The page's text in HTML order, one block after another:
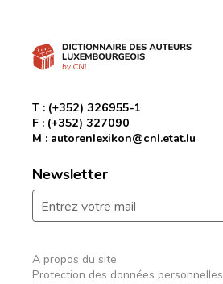
T : (+352) 326955-1
F : (+352) 327090
M : autorenlexikon@cnl.etat.lu
Newsletter
A propos du site
Protection des données personnelles